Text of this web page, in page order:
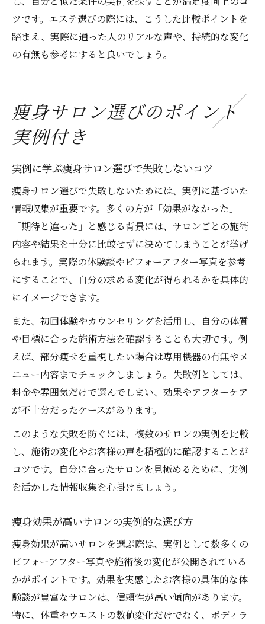
ツです。エステ選びの際には、こうした比較ポイントを
踏まえ、実際に通った人のリアルな声や、持続的な変化
の有無も参考にすると良いでしょう。
痩身サロン選びのポイント
実例付き
実例に学ぶ痩身サロン選びで失敗しないコツ
痩身サロン選びで失敗しないためには、実例に基づいた
情報収集が重要です。多くの方が「効果がなかった」
「期待と違った」と感じる背景には、サロンごとの施術
内容や結果を十分に比較せずに決めてしまうことが挙げ
られます。実際の体験談やビフォーアフター写真を参考
にすることで、自分の求める変化が得られるかを具体的
にイメージできます。
また、初回体験やカウンセリングを活用し、自分の体質
や目標に合った施術方法を確認することも大切です。例
えば、部分痩せを重視したい場合は専用機器の有無やメ
ニュー内容までチェックしましょう。失敗例としては、
料金や雰囲気だけで選んでしまい、効果やアフターケア
が不十分だったケースがあります。
このような失敗を防ぐには、複数のサロンの実例を比較
し、施術の変化やお客様の声を積極的に確認することが
コツです。自分に合ったサロンを見極めるために、実例
を活かした情報収集を心掛けましょう。
痩身効果が高いサロンの実例的な選び方
痩身効果が高いサロンを選ぶ際は、実例として数多くの
ビフォーアフター写真や施術後の変化が公開されている
かがポイントです。効果を実感したお客様の具体的な体
験談が豊富なサロンは、信頼性が高い傾向があります。
特に、体重やウエストの数値変化だけでなく、ボディラ